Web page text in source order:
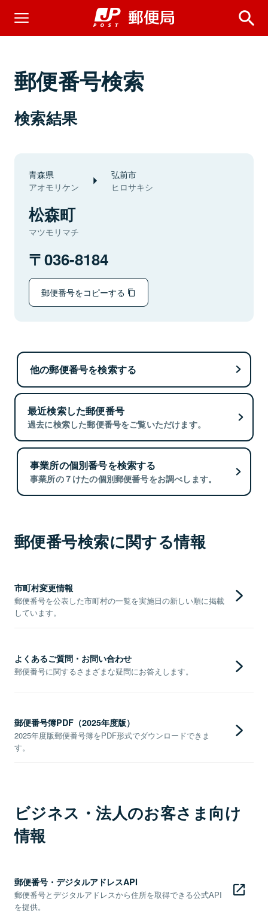
郵便番号検索
検索結果
青森県
アオモリケン
弘前市
ヒロサキシ
松森町
マツモリマチ
036-8184
郵便番号をコピーする
他の郵便番号を検索する
最近検索した郵便番号
過去に検索した郵便番号をご覧いただけます。
事業所の個別番号を検索する
事業所の７けたの個別郵便番号をお調べします。
郵便番号検索に関する情報
市町村変更情報
郵便番号を公表した市町村の一覧を実施日の新しい順に掲載
しています。
よくあるご質問・お問い合わせ
郵便番号に関するさまざまな疑問にお答えします。
郵便番号簿PDF（2025年度版）
2025年度版郵便番号簿をPDF形式でダウンロードできま
す。
ビジネス・法人のお客さま向け
情報
郵便番号・デジタルアドレスAPI
郵便番号とデジタルアドレスから住所を取得できる公式API
を提供。